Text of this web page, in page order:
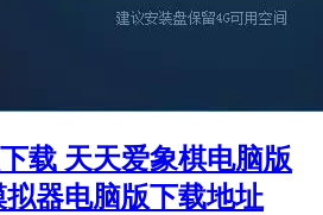
载 天天爱象棋电脑版
器电脑版下载地址